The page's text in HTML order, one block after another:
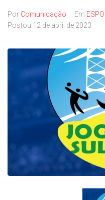
Por Comunicação Em
Postou 12 de abril de 2023